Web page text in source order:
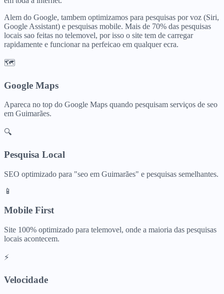
Alem do Google, tambem optimizamos para pesquisas por voz (Siri,
Google Assistant) e pesquisas mobile. Mais de 70% das pesquisas
locais sao feitas no telemovel, por isso o site tem de carregar
rapidamente e funcionar na perfeicao em qualquer ecra.
🗺️
Google Maps
Apareca no top do Google Maps quando pesquisam serviços de seo
em Guimarães.
🔍
Pesquisa Local
SEO optimizado para "seo em Guimarães" e pesquisas semelhantes.
📱
Mobile First
Site 100% optimizado para telemovel, onde a maioria das pesquisas
locais acontecem.
⚡
Velocidade